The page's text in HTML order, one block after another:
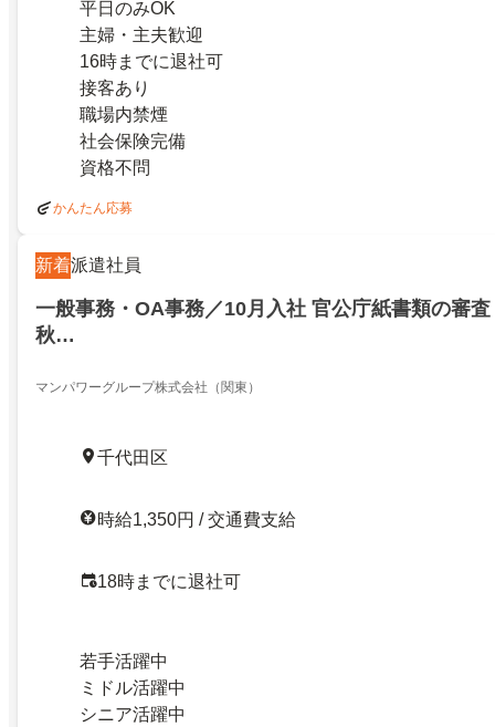
平日のみOK
主婦・主夫歓迎
16時までに退社可
接客あり
職場内禁煙
社会保険完備
資格不問
かんたん応募
新着派遣社員
一般事務・OA事務／10月入社 官公庁紙書類の審
秋…
マンパワーグループ株式会社（関東）
千代田区
時給1,350円 / 交通費支給
18時までに退社可
若手活躍中
ミドル活躍中
シニア活躍中